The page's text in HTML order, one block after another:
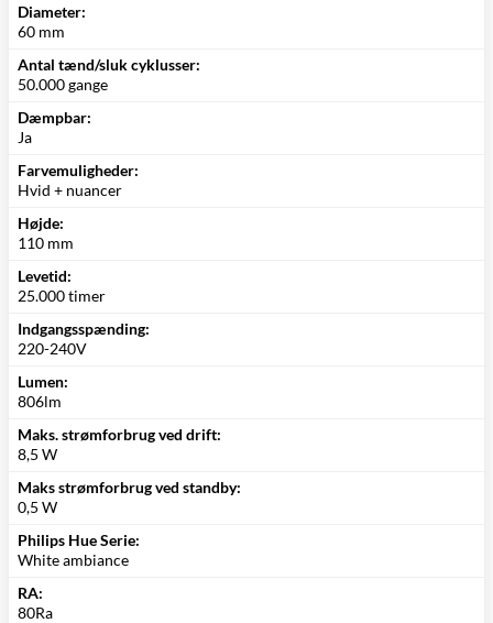
Diameter:
60 mm
Antal tænd/sluk cyklusser:
50.000 gange
Dæmpbar:
Ja
Farvemuligheder:
Hvid + nuancer
Højde:
110 mm
Levetid:
25.000 timer
Indgangsspænding:
220-240V
Lumen:
806lm
Maks. strømforbrug ved drift:
8,5 W
Maks strømforbrug ved standby:
0,5 W
Philips Hue Serie:
White ambiance
RA:
80Ra